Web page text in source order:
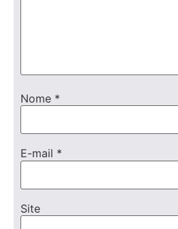
Nome *
E-mail *
Site